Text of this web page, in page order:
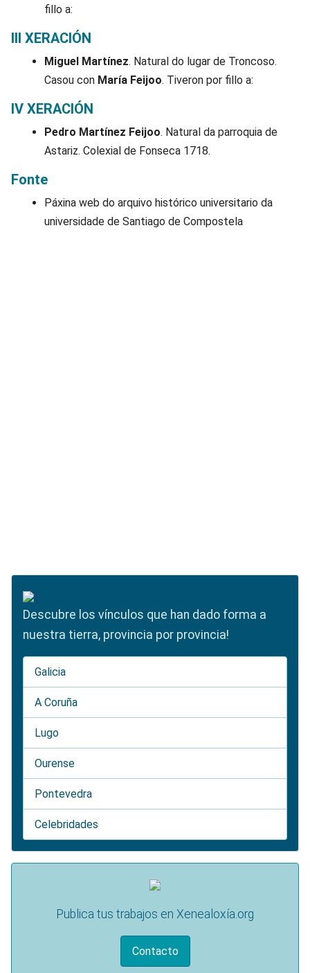
fillo a:
III XERACIÓN
Miguel Martínez. Natural do lugar de Troncoso.
Casou con María Feijoo. Tiveron por fillo a:
IV XERACIÓN
Pedro Martínez Feijoo. Natural da parroquia de
Astariz. Colexial de Fonseca 1718.
Fonte
Páxina web do arquivo histórico universitario da
universidade de Santiago de Compostela
Descubre los vínculos que han dado forma a
nuestra tierra, provincia por provincia!
Galicia
A Coruña
Lugo
Ourense
Pontevedra
Celebridades
Publica tus trabajos en Xenealoxía.org
Contacto